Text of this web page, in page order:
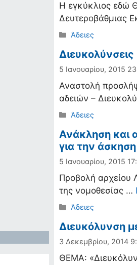
Η εγκύκλιος εδώ
Δευτεροβάθμιας
Κατηγορίες
Άδειες
5 Ιανουαρίου, 2015
Αναστολή
αδειών –
Κατηγορίες
Άδειες
Ανάκληση και
για την
5 Ιανουαρίου, 2015
Προβολή αρχείου
της νομοθεσίας …
Κατηγορίες
Άδειες
Διευκόλυνση
3 Δεκεμβρίου, 2014
ΘΕΜΑ: